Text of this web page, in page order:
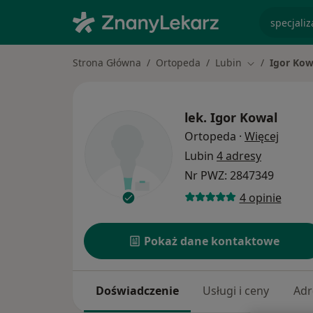
Strona Główna Ortopeda Lubin Zmień miasto
Igor
lek. Igor Kowal
Ortopeda · Więcej
Lubin 4 adresy
Nr PWZ: 2847349
4 opinie
Pokaż dane kontaktowe
Doświadczenie Usługi i ceny